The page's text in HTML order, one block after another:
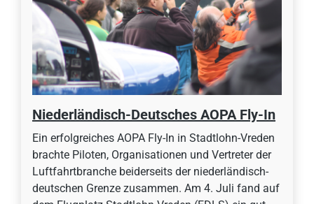
Niederländisch-Deutsches AOPA Fly-In
Ein erfolgreiches AOPA Fly-In in Stadtlohn-Vreden
brachte Piloten, Organisationen und Vertreter der
Luftfahrtbranche beiderseits der niederländisch-
deutschen Grenze zusammen. Am 4. Juli fand auf